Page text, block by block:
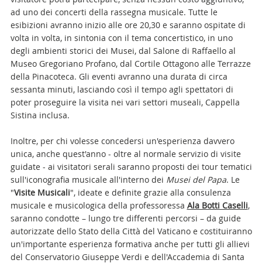
ad uno dei concerti della rassegna musicale. Tutte le
esibizioni avranno inizio alle ore 20,30 e saranno ospitate di
volta in volta, in sintonia con il tema concertistico, in uno
degli ambienti storici dei Musei, dal Salone di Raffaello al
Museo Gregoriano Profano, dal Cortile Ottagono alle Terrazze
della Pinacoteca. Gli eventi avranno una durata di circa
sessanta minuti, lasciando così il tempo agli spettatori di
poter proseguire la visita nei vari settori museali, Cappella
Sistina inclusa.
Inoltre, per chi volesse concedersi un'esperienza davvero
unica, anche quest'anno - oltre al normale servizio di visite
guidate - ai visitatori serali saranno proposti dei tour tematici
sull'iconografia musicale all'interno dei Musei del Papa. Le
"Visite Musicali", ideate e definite grazie alla consulenza
musicale e musicologica della professoressa Ala Botti Caselli,
saranno condotte – lungo tre differenti percorsi – da guide
autorizzate dello Stato della Città del Vaticano e costituiranno
un'importante esperienza formativa anche per tutti gli allievi
del Conservatorio Giuseppe Verdi e dell'Accademia di Santa